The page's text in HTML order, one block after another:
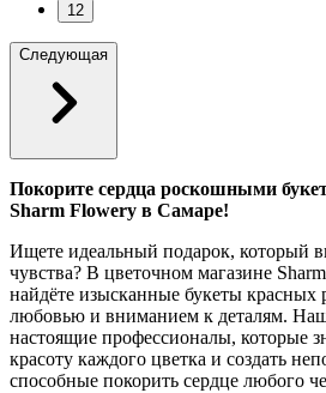
12
Следующая
Покорите сердца роскошными
Sharm Flowery в Самаре!
Ищете идеальный подарок, который
чувства? В цветочном магазине
найдёте изысканные букеты красных
любовью и вниманием к деталям.
настоящие профессионалы, которые
красоту каждого цветка и создать
способные покорить сердце любого